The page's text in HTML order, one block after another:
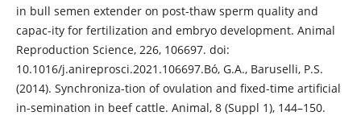
in bull semen extender on post-thaw sperm quality and
capac-ity for fertilization and embryo development. Animal
Reproduction Science, 226, 106697. doi:
10.1016/j.anireprosci.2021.106697.Bó, G.A., Baruselli, P.S.
(2014). Synchroniza-tion of ovulation and fixed-time artificial
in-semination in beef cattle. Animal, 8 (Suppl 1), 144–150.